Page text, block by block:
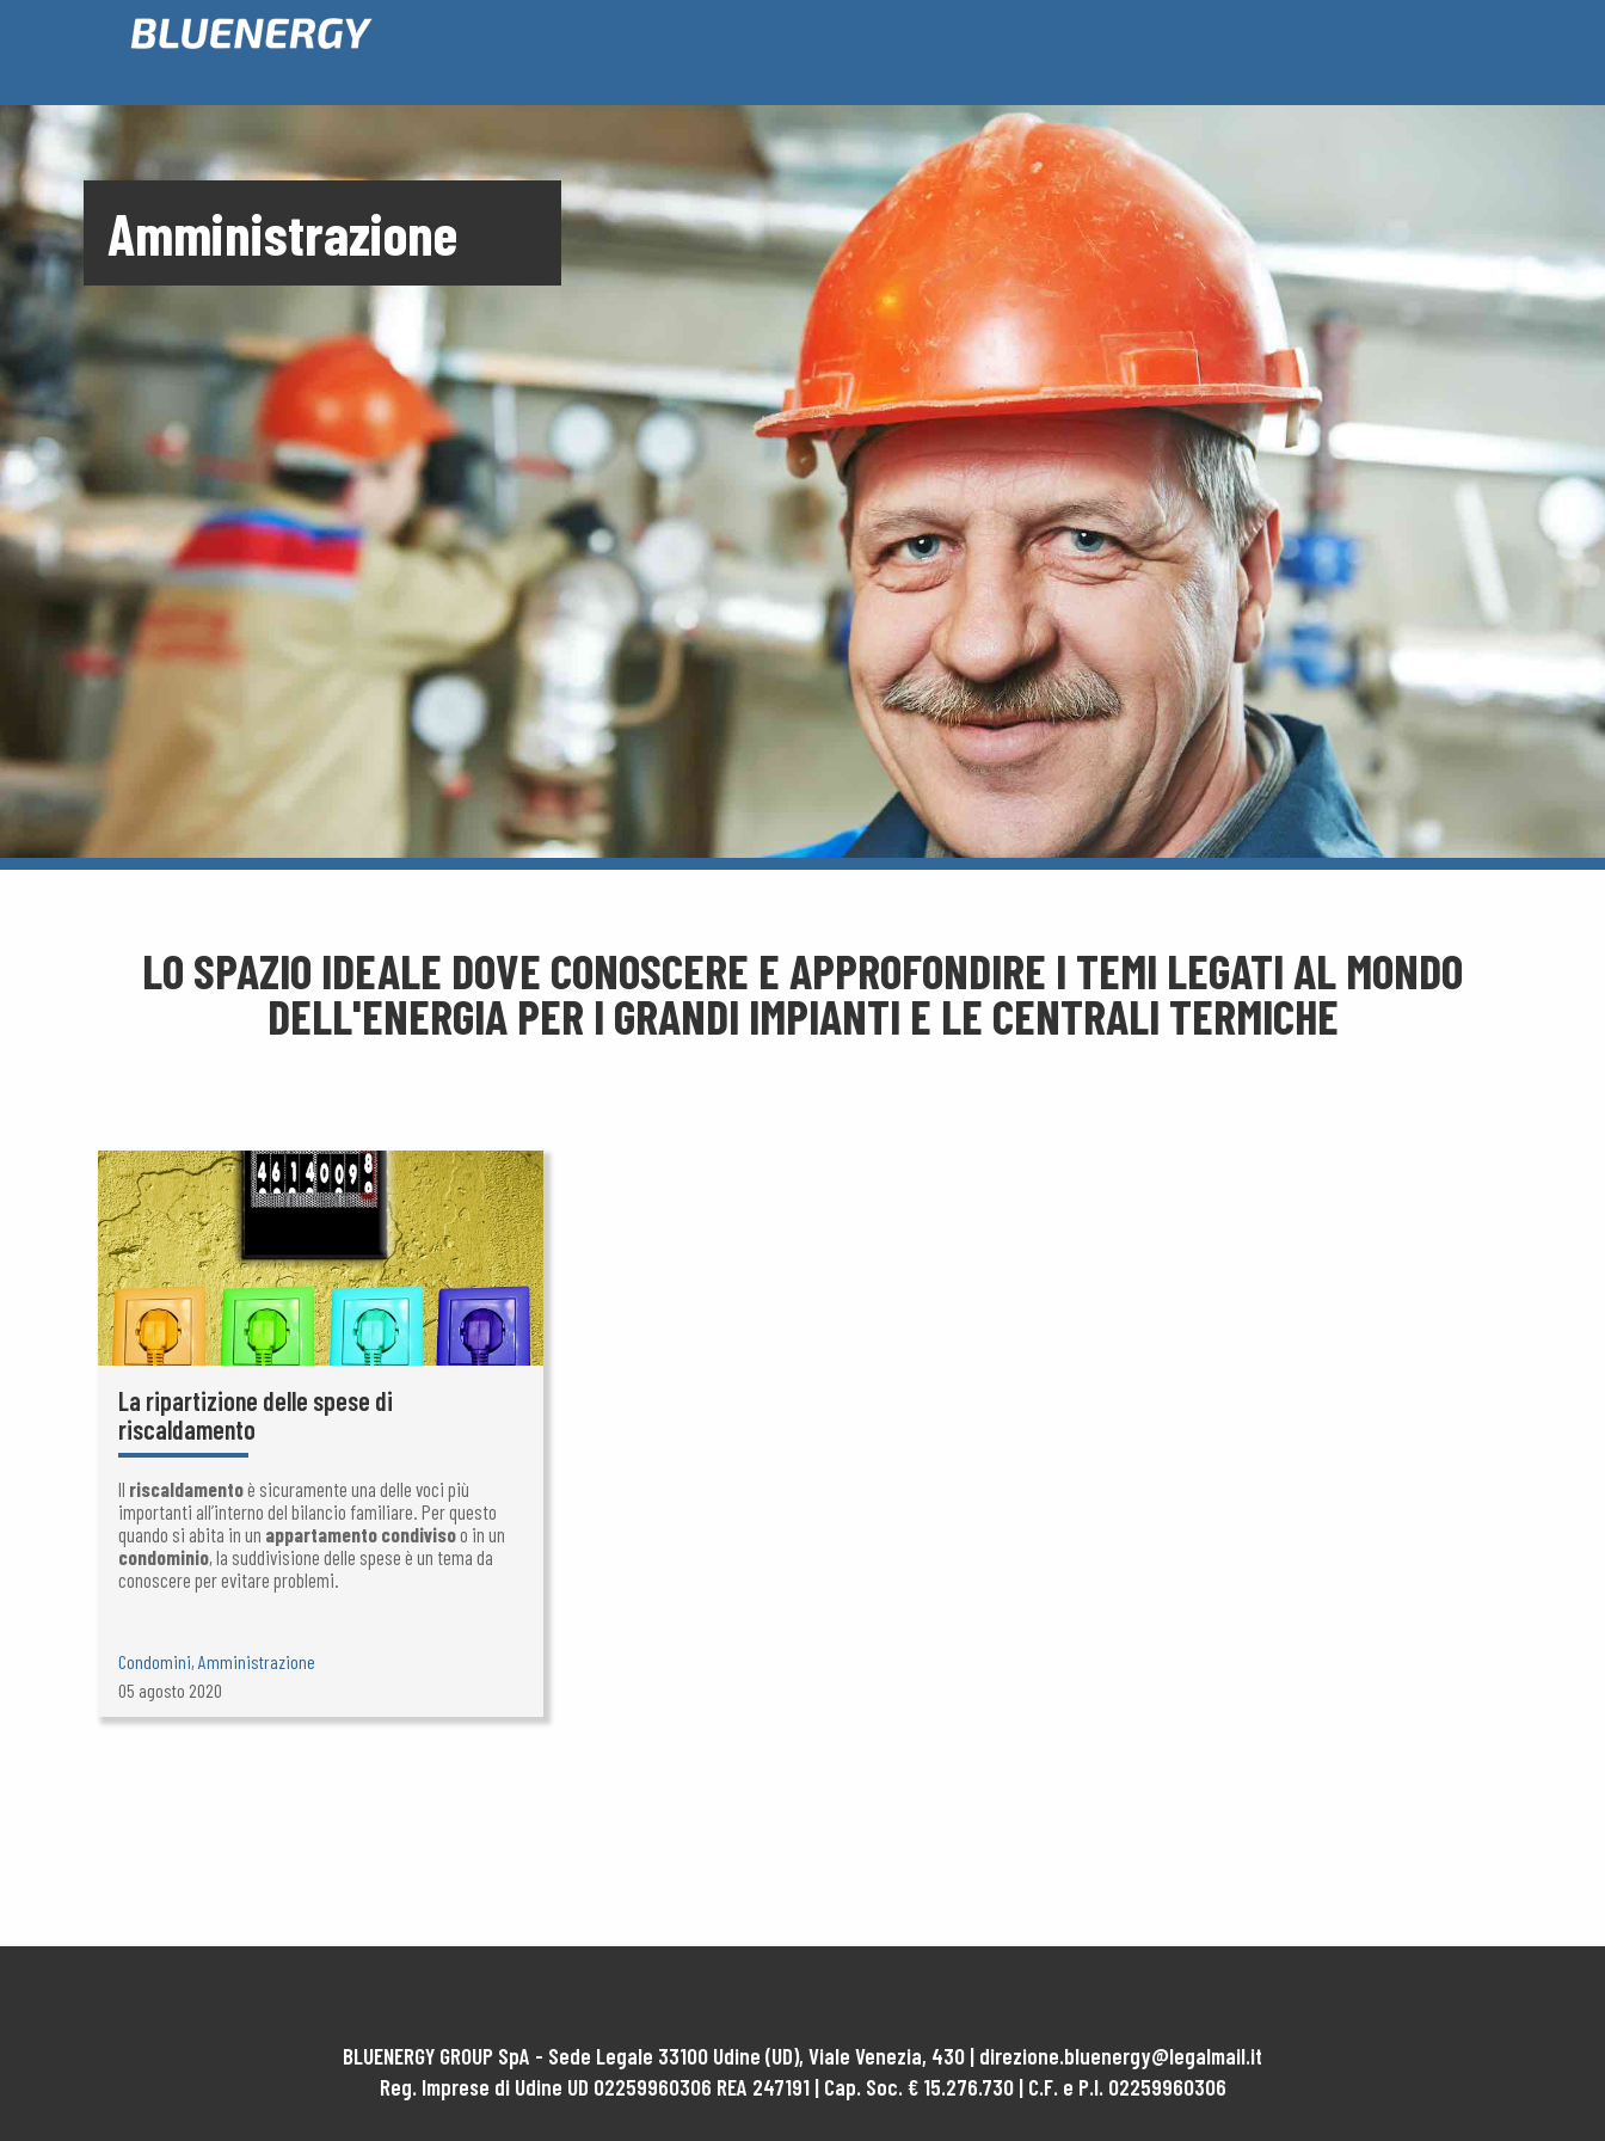
Amministrazione
LO SPAZIO IDEALE DOVE CONOSCERE E APPROFONDIRE I TEMI LEGATI AL MONDO
DELL'ENERGIA PER I GRANDI IMPIANTI E LE CENTRALI TERMICHE
La ripartizione delle spese di
riscaldamento
Il riscaldamentoè sicuramente una delle voci più
importanti all’interno del bilancio familiare. Per questo
quando si abita in un appartamento condivisoo in un
condominio, la suddivisione delle spese è un tema da
conoscere per evitare problemi.
Condomini,Amministrazione
05 agosto 2020
BLUENERGY GROUP SpA - Sede Legale 33100 Udine (UD), Viale Venezia, 430 | direzione.bluenergy@legalmail.it
Reg. Imprese di Udine UD 02259960306 REA 247191 | Cap. Soc. € 15.276.730| C.F. e P.I. 02259960306